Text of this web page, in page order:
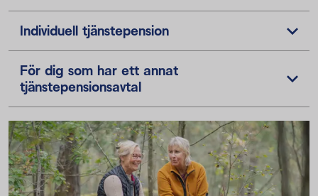
Individuell tjänstepension
För dig som har ett annat
tjänstepensionsavtal